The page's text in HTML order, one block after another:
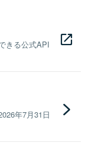
きる公式API
年7月31日